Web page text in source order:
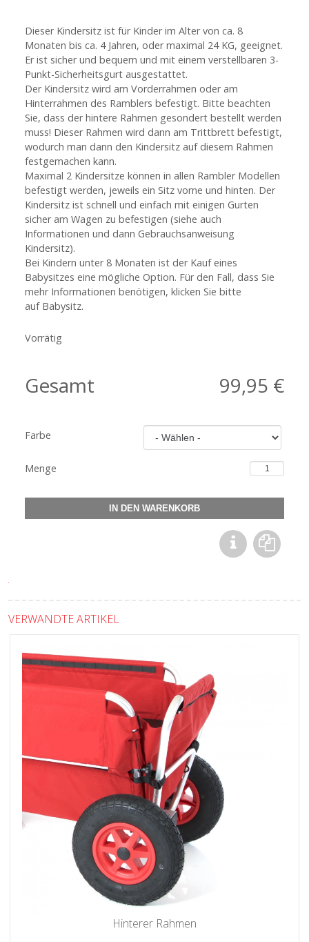
Dieser Kindersitz ist für Kinder im Alter von ca. 8
Monaten bis ca. 4 Jahren, oder maximal 24 KG, geeignet.
Er ist sicher und bequem und mit einem verstellbaren 3-
Punkt-Sicherheitsgurt ausgestattet.
Der Kindersitz wird am Vorderrahmen oder am
Hinterrahmen des Ramblers befestigt. Bitte beachten
Sie, dass der hintere Rahmen gesondert bestellt werden
muss! Dieser Rahmen wird dann am Trittbrett befestigt,
wodurch man dann den Kindersitz auf diesem Rahmen
festgemachen kann.
Maximal 2 Kindersitze können in allen Rambler Modellen
befestigt werden, jeweils ein Sitz vorne und hinten. Der
Kindersitz ist schnell und einfach mit einigen Gurten
sicher am Wagen zu befestigen (siehe auch
Informationen und dann Gebrauchsanweisung
Kindersitz).
Bei Kindern unter 8 Monaten ist der Kauf eines
Babysitzes eine mögliche Option. Für den Fall, dass Sie
mehr Informationen benötigen, klicken Sie bitte
auf Babysitz.
Vorrätig
Gesamt 99,95 €
Farbe
Menge
VERWANDTE ARTIKEL
Hinterer Rahmen